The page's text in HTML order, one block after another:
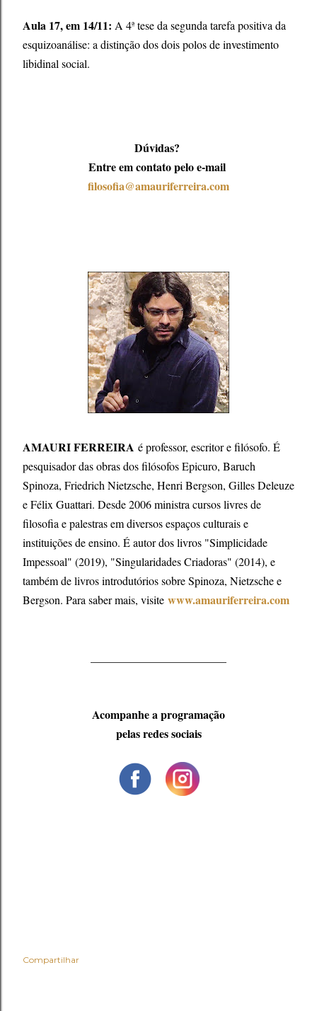
Aula 17, em 14/11: A 4ª tese da segunda tarefa positiva da
esquizoanálise: a distinção dos dois polos de investimento
libidinal social.
Dúvidas?
Entre em contato pelo e-mail
filosofia@amauriferreira.com
AMAURI FERREIRA é professor, escritor e filósofo. É
pesquisador das obras dos filósofos Epicuro, Baruch
Spinoza, Friedrich Nietzsche, Henri Bergson, Gilles Deleuze
e Félix Guattari. Desde 2006 ministra cursos livres de
filosofia e palestras em diversos espaços culturais e
instituições de ensino. É autor dos livros "Simplicidade
Impessoal" (2019), "Singularidades Criadoras" (2014), e
também de livros introdutórios sobre Spinoza, Nietzsche e
Bergson. Para saber mais, visite www.amauriferreira.com
Acompanhe a programação
pelas redes sociais
Compartilhar